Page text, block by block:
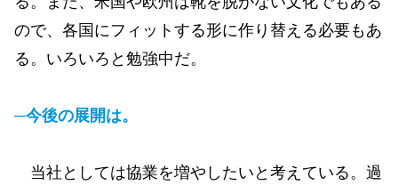
ので、各国にフィットする形に作り替える必要もあ
る。いろいろと勉強中だ。
─今後の展開は。
当社としては協業を増やしたいと考えている。過